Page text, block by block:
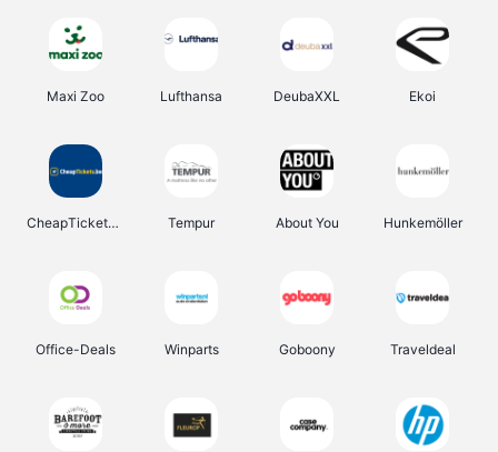
Maxi Zoo Lufthansa DeubaXXL Ekoi
CheapTickets.be Tempur About You Hunkemöller
Office-Deals Winparts Goboony Traveldeal